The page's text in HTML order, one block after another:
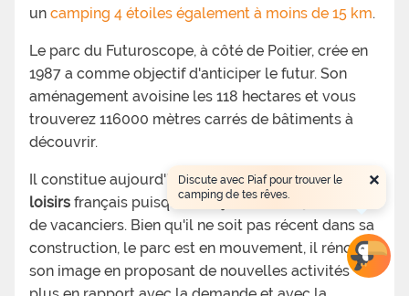
un camping 4 étoiles également à moins de 15 km.
Le parc du Futuroscope, à côté de Poitier, crée en
1987 a comme objectif d'anticiper le futur. Son
aménagement avoisine les 118 hectares et vous
trouverez 116000 mètres carrés de bâtiments à
découvrir.
Il constitue aujourd'hui le2ème parc de
loisirs français puisqu'il a déjà accueilli 32 millions
de vacanciers. Bien qu'il ne soit pas récent dans sa
construction, le parc est en mouvement, il rénove
son image en proposant de nouvelles activités
×
Discute avec Piaf pour trouver le
camping de tes rêves.